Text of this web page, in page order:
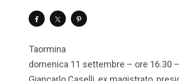
Taormina
domenica 11 settembre – ore 16.30